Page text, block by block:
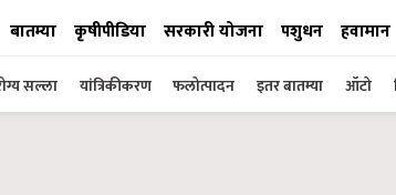
बातम्या कृषीपीडिया सरकारी योजना पशुधन हवामान
सल्ला यांत्रिकीकरण फलोत्पादन इतर बातम्या ऑटो